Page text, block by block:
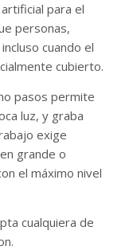
para el
personas,
cuando el
cubierto.
pasos permite
luz, y graba
exige
grande o
el máximo nivel
cualquiera de